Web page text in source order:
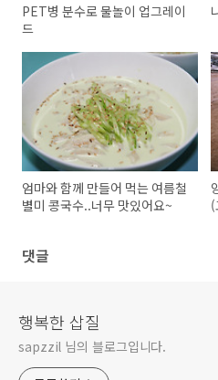
PET병 분수로 물놀이 업그레이
드
엄마와 함께 만들어 먹는 여름철
별미 콩국수..너무 맛있어요~
댓글
행복한 삽질
sapzzil 님의 블로그입니다.